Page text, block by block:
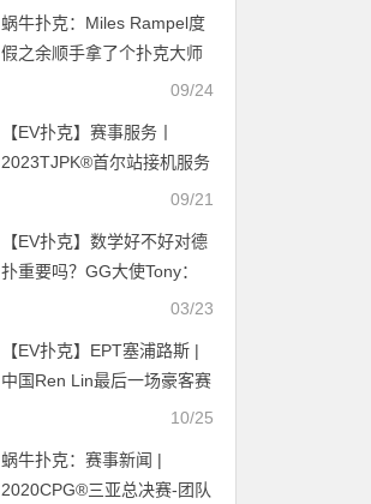
绩。
蜗牛扑克：Miles Rampel度
假之余顺手拿了个扑克大师
09/24
【EV扑克】赛事服务丨
2023TJPK®首尔站接机服务
09/21
【EV扑克】数学好不好对德
扑重要吗？GG大使Tony：
只要会小学三年级加减乘除
03/23
【EV扑克】EPT塞浦路斯 |
中国Ren Lin最后一场豪客赛
获第3名，Li Shankui另一豪
10/25
蜗牛扑克：赛事新闻 |
2020CPG®三亚总决赛-团队